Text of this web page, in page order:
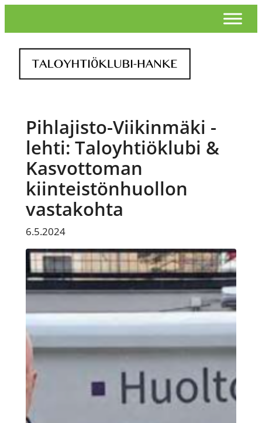
Pihlajisto-Viikinmäki -
lehti: Taloyhtiöklubi &
Kasvottoman
kiinteistönhuollon
vastakohta
6.5.2024